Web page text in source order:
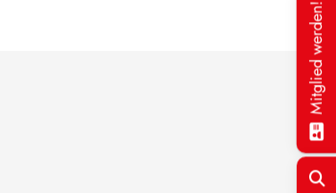
Mitglied werden!